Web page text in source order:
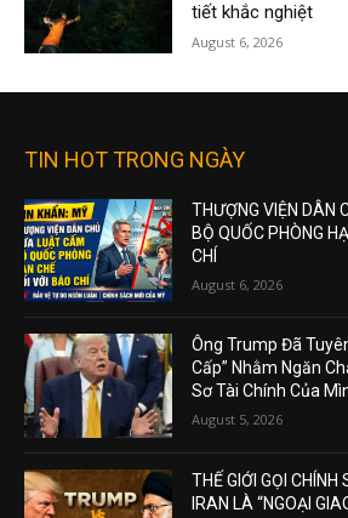
tiết khắc nghiệt
August 6, 2026
TIN HOT TRONG NGÀY
THƯỢNG VIỆN DÂN
BỘ QUỐC PHÒNG
CHÍ
August 6, 2026
Ông Trump Đã
Cấp” Nhằm Ngăn
Sơ Tài Chính Của
August 5, 2026
THẾ GIỚI GỌI
IRAN LÀ “NGOẠI